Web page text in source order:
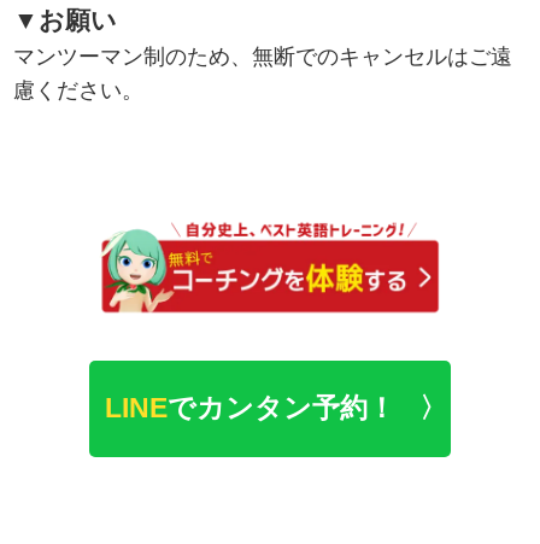
▼お願い
マンツーマン制のため、無断でのキャンセルはご遠
慮ください。
LINEでカンタン予約！